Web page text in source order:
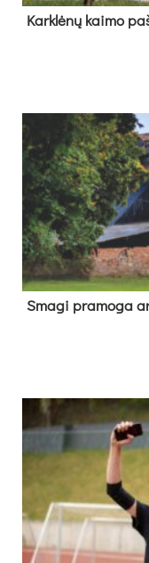
Kark­lė­nų kai­mo
Sma­gi pra­mo­ga